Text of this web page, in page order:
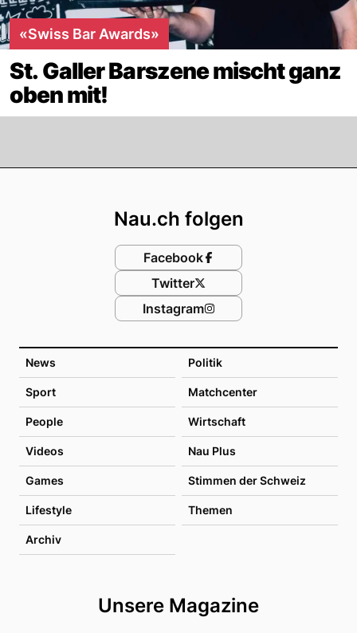
«Swiss Bar Awards»
St. Galler Barszene mischt ganz
oben mit!
News Politik
Sport Matchcenter
People Wirtschaft
Videos Nau Plus
Games Stimmen der Schweiz
Lifestyle Themen
Archiv
Unsere Magazine
Nau.ch folgen
Facebook
Twitter
Instagram